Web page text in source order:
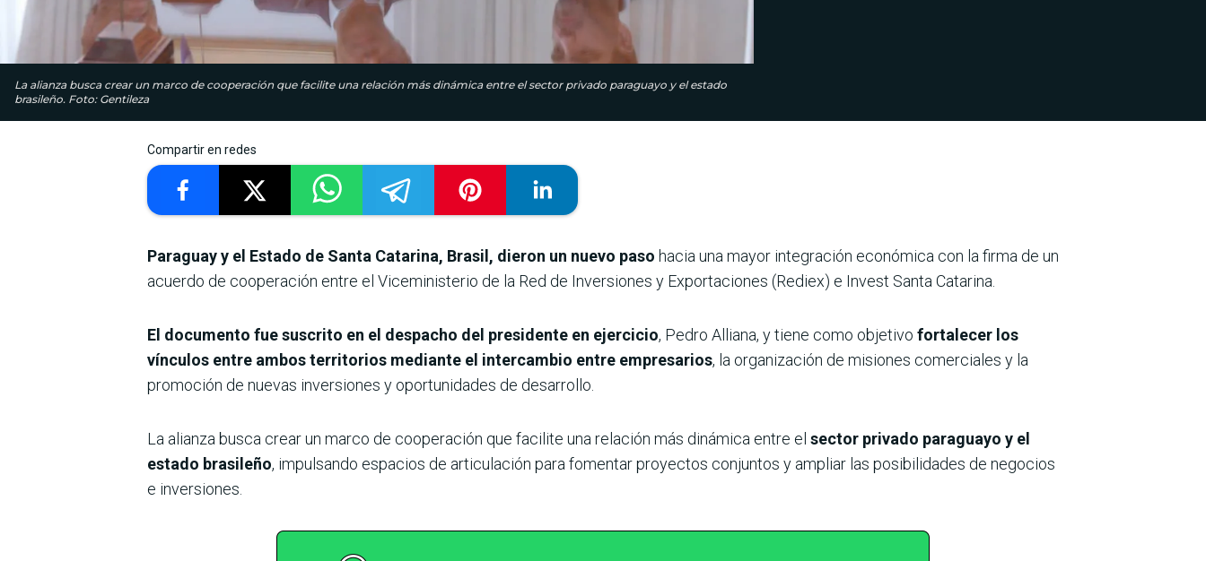
La alianza busca crear un marco de cooperación que facilite una relación más dinámica entre el sector privado paraguayo y el estado
brasileño. Foto: Gentileza
Compartir en redes
Paraguay y el Estado de Santa Catarina, Brasil, dieron un nuevo paso hacia una mayor integración económica con la firma de un
acuerdo de cooperación entre el Viceministerio de la Red de Inversiones y Exportaciones (Rediex) e Invest Santa Catarina.
El documento fue suscrito en el despacho del presidente en ejercicio, Pedro Alliana, y tiene como objetivo fortalecer los
vínculos entre ambos territorios mediante el intercambio entre empresarios, la organización de misiones comerciales y la
promoción de nuevas inversiones y oportunidades de desarrollo.
La alianza busca crear un marco de cooperación que facilite una relación más dinámica entre el sector privado paraguayo y el
estado brasileño, impulsando espacios de articulación para fomentar proyectos conjuntos y ampliar las posibilidades de negocios
e inversiones.